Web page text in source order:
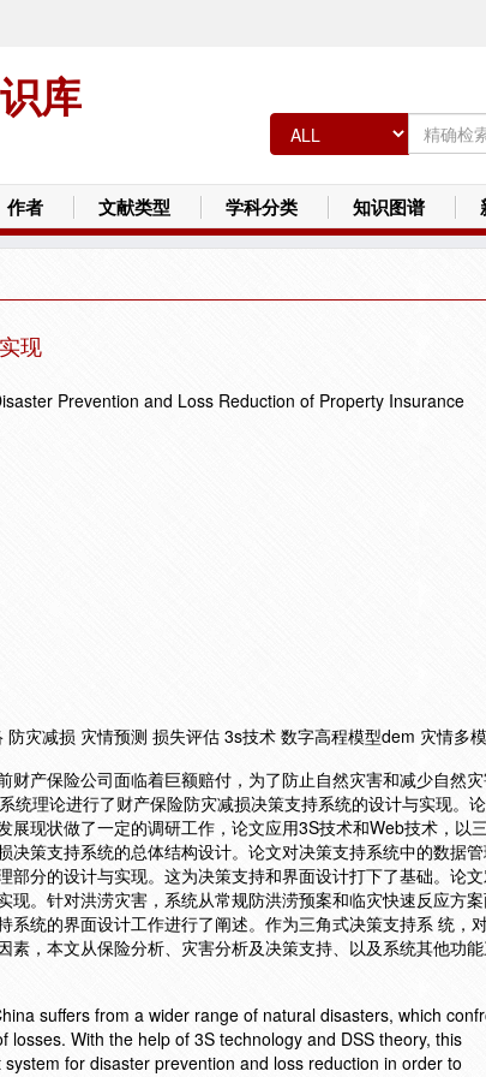
库
作者 文献类型 学科分类 知识图谱
现
Prevention and Loss Reduction of Property Insurance
灾减损 灾情预测 损失评估 3s技术 数字高程模型dem 灾情多
产保险公司面临着巨额赔付，为了防止自然灾害和减少自然
统理论进行了财产保险防灾减损决策支持系统的设计与实现。
现状做了一定的调研工作，论文应用3S技术和Web技术，以
策支持系统的总体结构设计。论文对决策支持系统中的数据
分的设计与实现。这为决策支持和界面设计打下了基础。论
。针对洪涝灾害，系统从常规防洪涝预案和临灾快速反应方
统的界面设计工作进行了阐述。作为三角式决策支持系 统，
素，本文从保险分析、灾害分析及决策支持、以及系统其他功
suffers from a wider range of natural disasters, which
With the help of 3S technology and DSS theory, this
for disaster prevention and loss reduction in order to